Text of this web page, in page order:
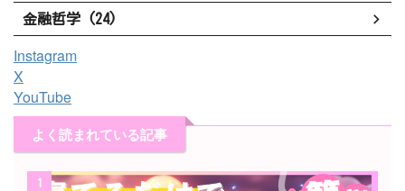
金融哲学 (24)
Instagram
X
YouTube
よく読まれている記事
1